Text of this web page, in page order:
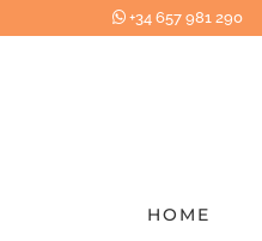
+34 657 981 290
HOME